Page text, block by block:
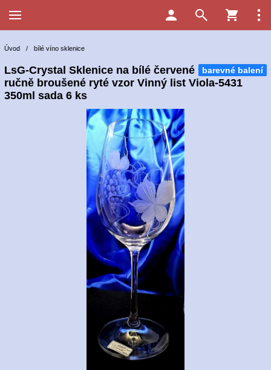
Úvod / bílé víno sklenice
barevné balení
LsG-Crystal Sklenice na bílé červené
ručně broušené ryté vzor Vinný list Viola-5431
350ml sada 6 ks